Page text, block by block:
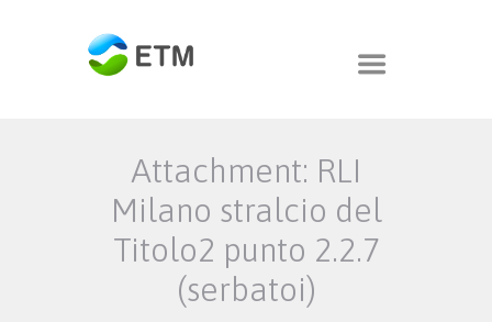
Attachment: RLI
Milano stralcio del
Titolo2 punto 2.2.7
(serbatoi)